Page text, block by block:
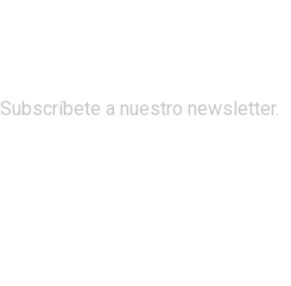
Subscríbete a nuestro newsletter.